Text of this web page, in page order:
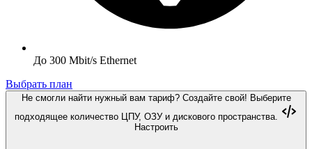
До 300 Mbit/s Ethernet
Выбрать план
Не смогли найти нужный вам тариф? Создайте свой! Выберите
подходящее количество ЦПУ, ОЗУ и дискового пространства.
Настроить